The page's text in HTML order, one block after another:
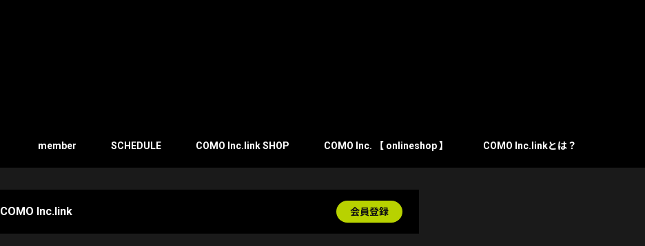
member SCHEDULE COMO Inc.link SHOP COMO Inc. 【 onlineshop 】 COMO Inc.linkとは？
COMO Inc.link 会員登録